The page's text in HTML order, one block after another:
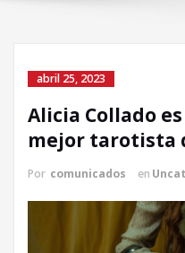
abril 25, 2023
Alicia Collado
mejor tarotista
Por comunicados en